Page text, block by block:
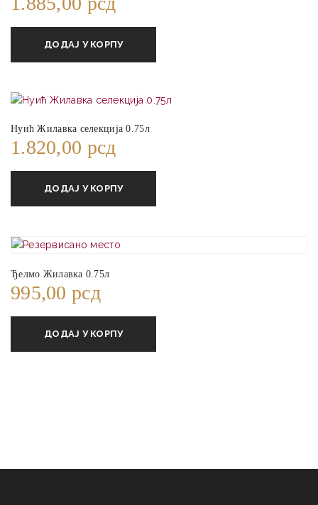
ДОДАЈ У КОРПУ
Нуић Жилавка селекција 0.75л
1.820,00 рсд
ДОДАЈ У КОРПУ
Ђелмо Жилавка 0.75л
995,00 рсд
ДОДАЈ У КОРПУ